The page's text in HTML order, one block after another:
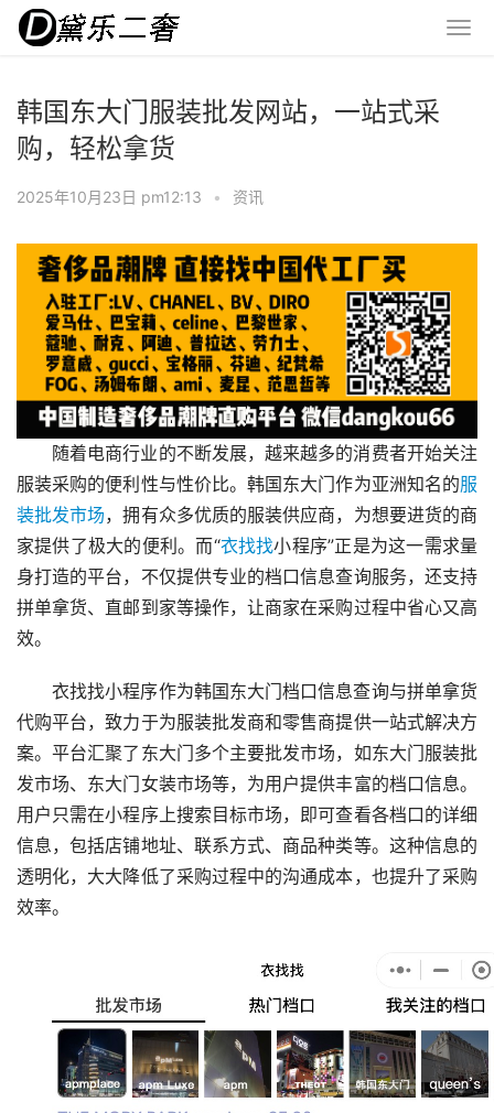
韩国东大门服装批发网站，一站式采
购，轻松拿货
2025年10月23日 pm12:13 • 资讯
随着电商行业的不断发展，越来越多的消费者开始关注
服装采购的便利性与性价比。韩国东大门作为亚洲知名的服
装批发市场，拥有众多优质的服装供应商，为想要进货的商
家提供了极大的便利。而“衣找找小程序”正是为这一需求量
身打造的平台，不仅提供专业的档口信息查询服务，还支持
拼单拿货、直邮到家等操作，让商家在采购过程中省心又高
效。
衣找找小程序作为韩国东大门档口信息查询与拼单拿货
代购平台，致力于为服装批发商和零售商提供一站式解决方
案。平台汇聚了东大门多个主要批发市场，如东大门服装批
发市场、东大门女装市场等，为用户提供丰富的档口信息。
用户只需在小程序上搜索目标市场，即可查看各档口的详细
信息，包括店铺地址、联系方式、商品种类等。这种信息的
透明化，大大降低了采购过程中的沟通成本，也提升了采购
效率。